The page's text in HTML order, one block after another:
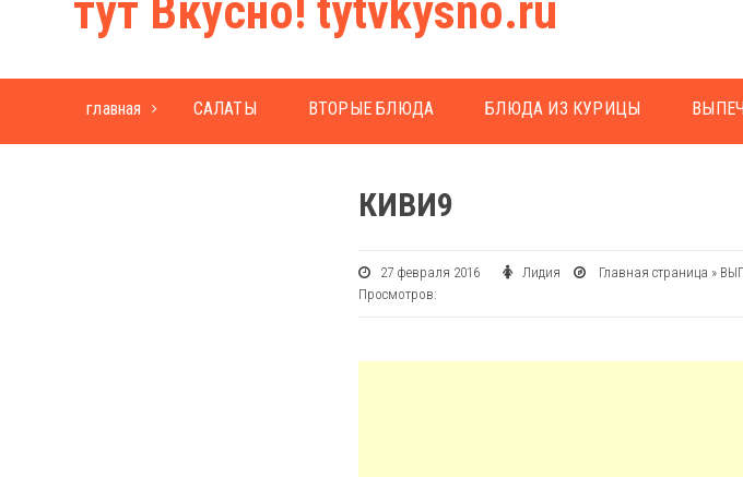
тут Вкусно! tytvkysno.ru
главная САЛАТЫ ВТОРЫЕ БЛЮДА БЛЮДА ИЗ КУРИЦЫ
КИВИ9
27 февраля 2016 Лидия Главная страница »
Просмотров: